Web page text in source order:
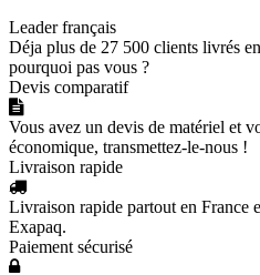
Leader français
Déja plus de 27 500 clients livrés
pourquoi pas vous ?
Devis comparatif
Vous avez un devis de matériel et
économique, transmettez-le-nous !
Livraison rapide
Livraison rapide partout en France
Exapaq.
Paiement sécurisé